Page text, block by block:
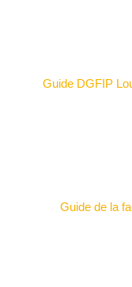
Guide DGFIP
Guide de la